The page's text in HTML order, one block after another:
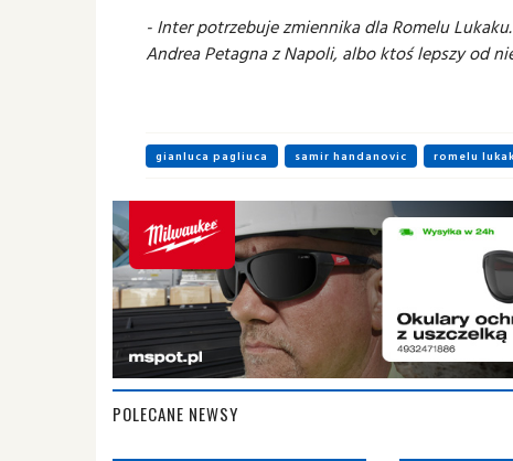
- Inter potrzebuje zmiennika dla Romelu
Andrea Petagna z Napoli, albo ktoś lepszy od
gianluca pagliuca samir handanovic romelu
POLECANE NEWSY